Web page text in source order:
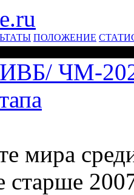
ПОЛОЖЕНИЕ
ЧМ-
мира
старше